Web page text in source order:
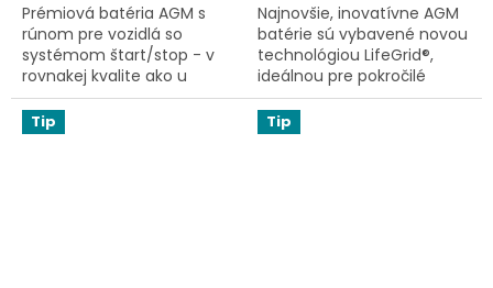
Prémiová batéria AGM s
rúnom pre vozidlá so
systémom štart/stop - v
rovnakej kvalite ako u
originálneho výrobcu.
Najnovšie, inovatívne AGM
batérie sú vybavené novou
technológiou LifeGrid®,
ideálnou pre pokročilé
systémy Start-Stop, kedy
sa batéria musí rýchlo
nabiť pomocou energie,
Tip Tip